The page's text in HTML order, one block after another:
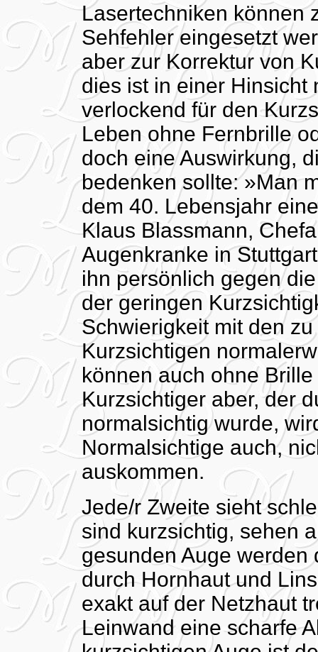
Lasertechniken können
Sehfehler eingesetzt
aber zur Korrektur von
dies ist in einer Hinsicht
verlockend für den
Leben ohne Fernbrille
doch eine Auswirkung,
bedenken sollte: »Man
dem 40. Lebensjahr
Klaus Blassmann,
Augenkranke in
ihn persönlich gegen
der geringen
Schwierigkeit mit den
Kurzsichtigen
können auch ohne
Kurzsichtiger aber, der
normalsichtig wurde,
Normalsichtige auch,
auskommen.
Jede/r Zweite sieht
sind kurzsichtig, sehen
gesunden Auge
durch Hornhaut und
exakt auf der Netzhaut
Leinwand eine scharfe